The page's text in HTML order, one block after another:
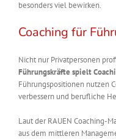
besonders viel bewirken.
Coaching für
Nicht nur Privatpersonen
Führungskräfte spielt
Führungspositionen nutzen
verbessern und berufliche
Laut der RAUEN Coaching-
aus dem mittleren